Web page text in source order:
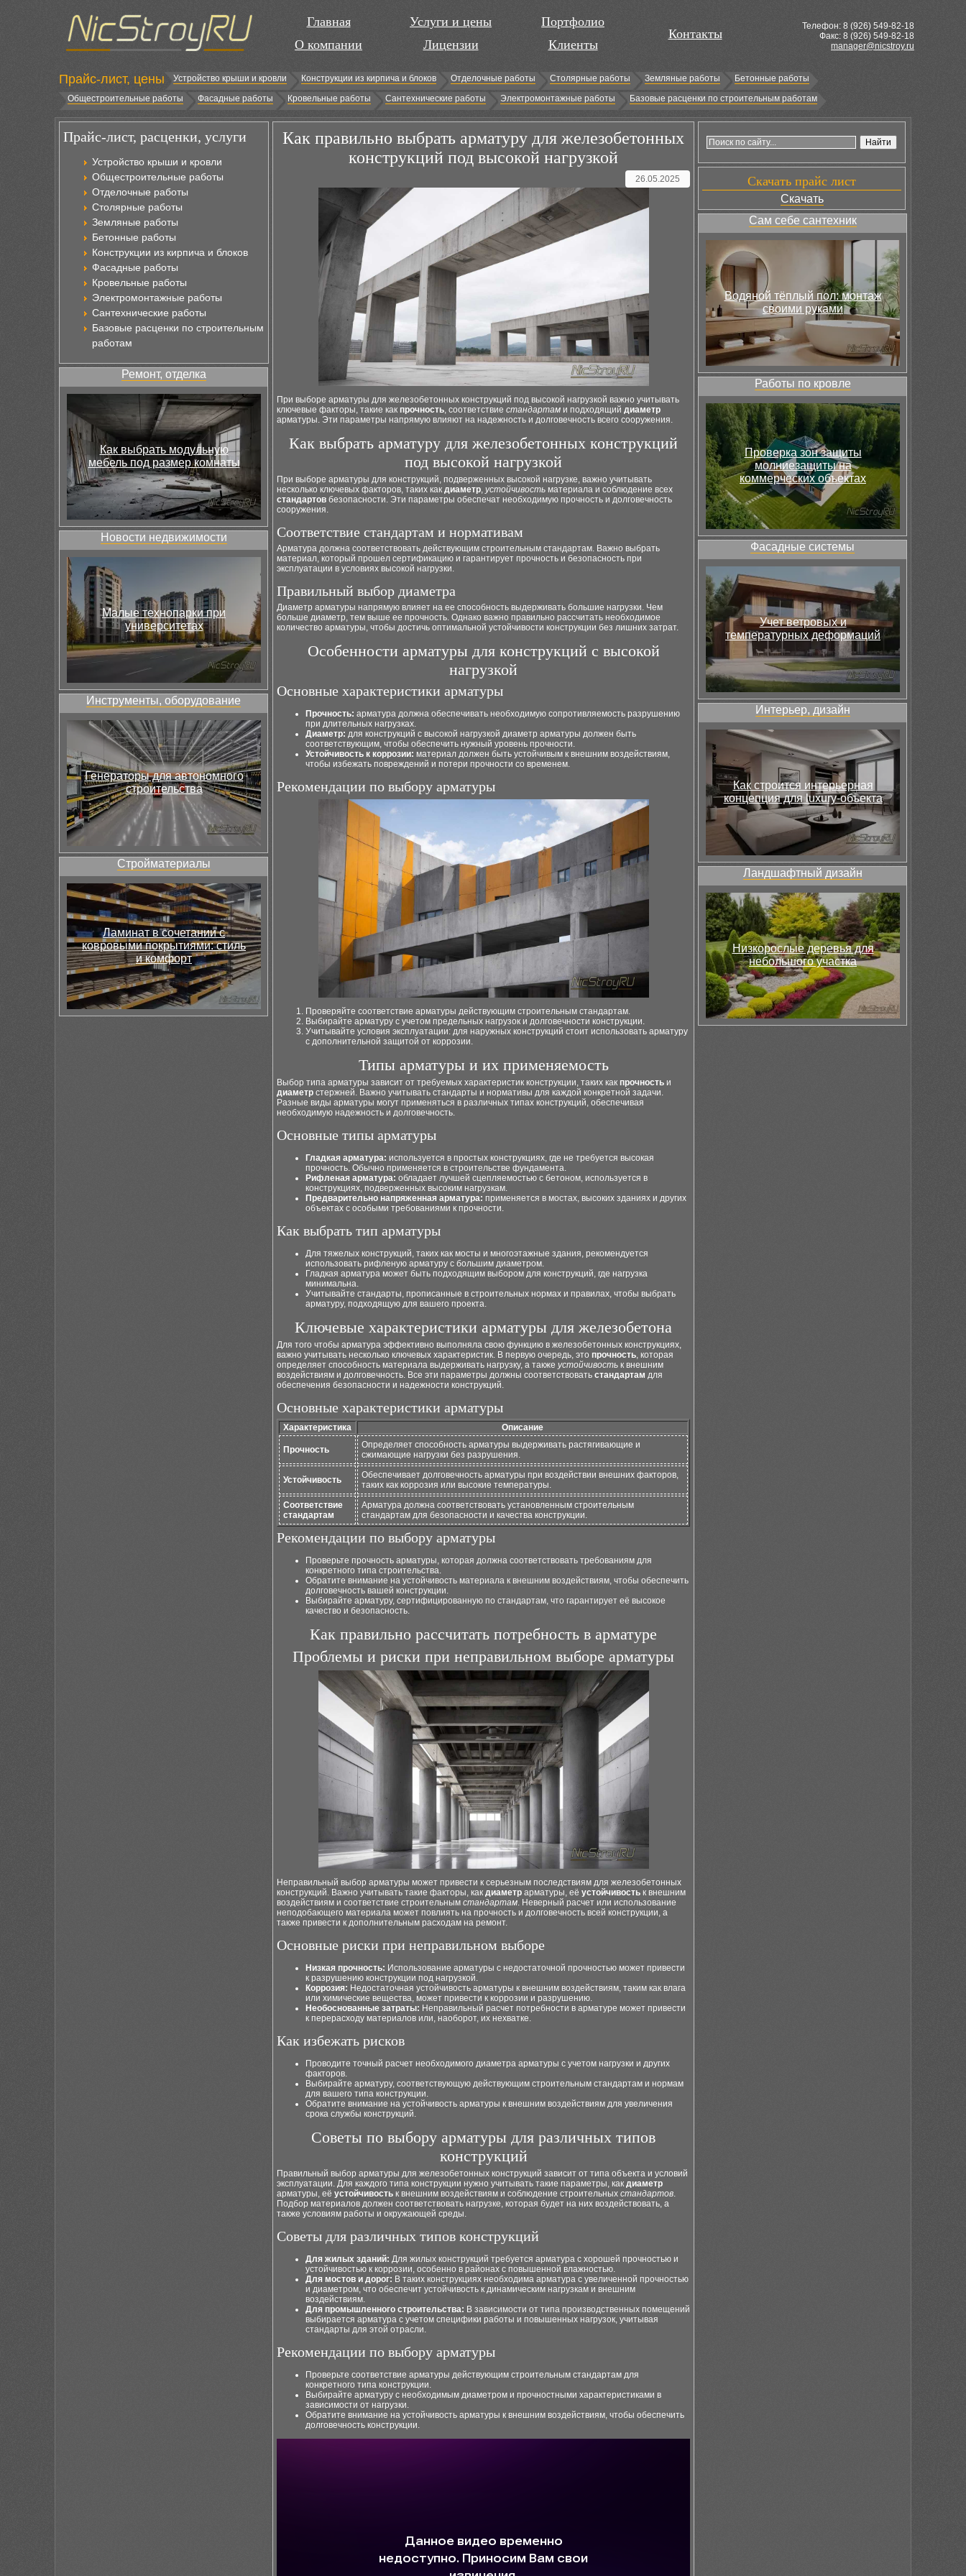
Главная
О компании
Услуги и цены
Лицензии
Портфолио
Клиенты
Контакты
Телефон: 8 (926) 549-82-18
Факс: 8 (926) 549-82-18
manager@nicstroy.ru
Прайс-лист, цены Устройство крыши и кровли Конструкции из кирпича и блоков Отделочные работы Столярные работы Земляные работы
Бетонные работы
Общестроительные работы
Фасадные работы Кровельные работы Сантехнические работы Электромонтажные работы Базовые расценки по строительным работам
Прайс-лист, расценки, услуги
Устройство крыши и кровли
Общестроительные работы
Отделочные работы
Столярные работы
Земляные работы
Бетонные работы
Конструкции из кирпича и блоков
Фасадные работы
Кровельные работы
Электромонтажные работы
Сантехнические работы
Базовые расценки по строительным
работам
Ремонт, отделка
Как выбрать модульную
мебель под размер комнаты
Новости недвижимости
Малые технопарки при
университетах
Инструменты, оборудование
Генераторы для автономного
строительства
Стройматериалы
Ламинат в сочетании с
ковровыми покрытиями: стиль
и комфорт
Как правильно выбрать арматуру для железобетонных
конструкций под высокой нагрузкой
26.05.2025
При выборе арматуры для железобетонных конструкций под высокой нагрузкой важно учитывать
ключевые факторы, такие как прочность, соответствие стандартам и подходящий диаметр
арматуры. Эти параметры напрямую влияют на надежность и долговечность всего сооружения.
Как выбрать арматуру для железобетонных конструкций
под высокой нагрузкой
При выборе арматуры для конструкций, подверженных высокой нагрузке, важно учитывать
несколько ключевых факторов, таких как диаметр, устойчивость материала и соблюдение всех
стандартов безопасности. Эти параметры обеспечат необходимую прочность и долговечность
сооружения.
Соответствие стандартам и нормативам
Арматура должна соответствовать действующим строительным стандартам. Важно выбрать
материал, который прошел сертификацию и гарантирует прочность и безопасность при
эксплуатации в условиях высокой нагрузки.
Правильный выбор диаметра
Диаметр арматуры напрямую влияет на ее способность выдерживать большие нагрузки. Чем
больше диаметр, тем выше ее прочность. Однако важно правильно рассчитать необходимое
количество арматуры, чтобы достичь оптимальной устойчивости конструкции без лишних затрат.
Особенности арматуры для конструкций с высокой
нагрузкой
Основные характеристики арматуры
Прочность: арматура должна обеспечивать необходимую сопротивляемость разрушению
при длительных нагрузках.
Диаметр: для конструкций с высокой нагрузкой диаметр арматуры должен быть
соответствующим, чтобы обеспечить нужный уровень прочности.
Устойчивость к коррозии: материал должен быть устойчивым к внешним воздействиям,
чтобы избежать повреждений и потери прочности со временем.
Рекомендации по выбору арматуры
Проверяйте соответствие арматуры действующим строительным стандартам.
Выбирайте арматуру с учетом предельных нагрузок и долговечности конструкции.
Учитывайте условия эксплуатации: для наружных конструкций стоит использовать арматуру
с дополнительной защитой от коррозии.
Типы арматуры и их применяемость
Выбор типа арматуры зависит от требуемых характеристик конструкции, таких как прочность и
диаметр стержней. Важно учитывать стандарты и нормативы для каждой конкретной задачи.
Разные виды арматуры могут применяться в различных типах конструкций, обеспечивая
необходимую надежность и долговечность.
Основные типы арматуры
Гладкая арматура: используется в простых конструкциях, где не требуется высокая
прочность. Обычно применяется в строительстве фундамента.
Рифленая арматура: обладает лучшей сцепляемостью с бетоном, используется в
конструкциях, подверженных высоким нагрузкам.
Предварительно напряженная арматура: применяется в мостах, высоких зданиях и других
объектах с особыми требованиями к прочности.
Как выбрать тип арматуры
Для тяжелых конструкций, таких как мосты и многоэтажные здания, рекомендуется
использовать рифленую арматуру с большим диаметром.
Гладкая арматура может быть подходящим выбором для конструкций, где нагрузка
минимальна.
Учитывайте стандарты, прописанные в строительных нормах и правилах, чтобы выбрать
арматуру, подходящую для вашего проекта.
Ключевые характеристики арматуры для железобетона
Для того чтобы арматура эффективно выполняла свою функцию в железобетонных конструкциях,
важно учитывать несколько ключевых характеристик. В первую очередь, это прочность, которая
определяет способность материала выдерживать нагрузку, а также устойчивость к внешним
воздействиям и долговечность. Все эти параметры должны соответствовать стандартам для
обеспечения безопасности и надежности конструкций.
Основные характеристики арматуры
Характеристика Описание
Прочность
Определяет способность арматуры выдерживать растягивающие и
сжимающие нагрузки без разрушения.
Устойчивость
Обеспечивает долговечность арматуры при воздействии внешних факторов,
таких как коррозия или высокие температуры.
Соответствие
стандартам
Арматура должна соответствовать установленным строительным
стандартам для безопасности и качества конструкции.
Рекомендации по выбору арматуры
Проверьте прочность арматуры, которая должна соответствовать требованиям для
конкретного типа строительства.
Обратите внимание на устойчивость материала к внешним воздействиям, чтобы обеспечить
долговечность вашей конструкции.
Выбирайте арматуру, сертифицированную по стандартам, что гарантирует её высокое
качество и безопасность.
Как правильно рассчитать потребность в арматуре
Проблемы и риски при неправильном выборе арматуры
Неправильный выбор арматуры может привести к серьезным последствиям для железобетонных
конструкций. Важно учитывать такие факторы, как диаметр арматуры, её устойчивость к внешним
воздействиям и соответствие строительным стандартам. Неверный расчет или использование
неподобающего материала может повлиять на прочность и долговечность всей конструкции, а
также привести к дополнительным расходам на ремонт.
Основные риски при неправильном выборе
Низкая прочность: Использование арматуры с недостаточной прочностью может привести
к разрушению конструкции под нагрузкой.
Коррозия: Недостаточная устойчивость арматуры к внешним воздействиям, таким как влага
или химические вещества, может привести к коррозии и разрушению.
Необоснованные затраты: Неправильный расчет потребности в арматуре может привести
к перерасходу материалов или, наоборот, их нехватке.
Как избежать рисков
Проводите точный расчет необходимого диаметра арматуры с учетом нагрузки и других
факторов.
Выбирайте арматуру, соответствующую действующим строительным стандартам и нормам
для вашего типа конструкции.
Обратите внимание на устойчивость арматуры к внешним воздействиям для увеличения
срока службы конструкций.
Советы по выбору арматуры для различных типов
конструкций
Правильный выбор арматуры для железобетонных конструкций зависит от типа объекта и условий
эксплуатации. Для каждого типа конструкции нужно учитывать такие параметры, как диаметр
арматуры, её устойчивость к внешним воздействиям и соблюдение строительных стандартов.
Подбор материалов должен соответствовать нагрузке, которая будет на них воздействовать, а
также условиям работы и окружающей среды.
Советы для различных типов конструкций
Для жилых зданий: Для жилых конструкций требуется арматура с хорошей прочностью и
устойчивостью к коррозии, особенно в районах с повышенной влажностью.
Для мостов и дорог: В таких конструкциях необходима арматура с увеличенной прочностью
и диаметром, что обеспечит устойчивость к динамическим нагрузкам и внешним
воздействиям.
Для промышленного строительства: В зависимости от типа производственных помещений
выбирается арматура с учетом специфики работы и повышенных нагрузок, учитывая
стандарты для этой отрасли.
Рекомендации по выбору арматуры
Проверьте соответствие арматуры действующим строительным стандартам для
конкретного типа конструкции.
Выбирайте арматуру с необходимым диаметром и прочностными характеристиками в
зависимости от нагрузки.
Обратите внимание на устойчивость арматуры к внешним воздействиям, чтобы обеспечить
долговечность конструкции.
Скачать прайс лист
Скачать
Сам себе сантехник
Водяной тёплый пол: монтаж
своими руками
Работы по кровле
Проверка зон защиты
молниезащиты на
коммерческих объектах
Фасадные системы
Учет ветровых и
температурных деформаций
Интерьер, дизайн
Как строится интерьерная
концепция для luxury-объекта
Ландшафтный дизайн
Низкорослые деревья для
небольшого участка